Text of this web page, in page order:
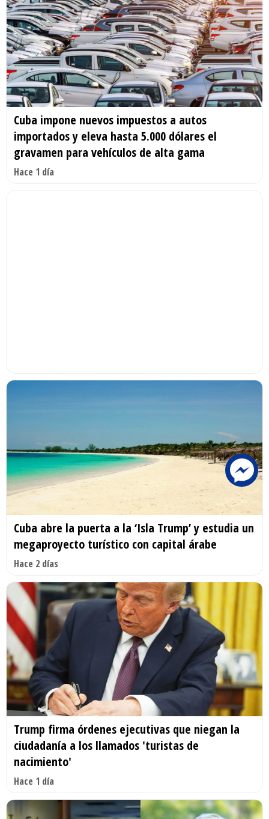
Cuba impone nuevos impuestos a autos
importados y eleva hasta 5.000 dólares el
gravamen para vehículos de alta gama
Hace 1 día
Cuba abre la puerta a la ‘Isla Trump’ y estudia un
megaproyecto turístico con capital árabe
Hace 2 días
Trump firma órdenes ejecutivas que niegan la
ciudadanía a los llamados 'turistas de
nacimiento'
Hace 1 día